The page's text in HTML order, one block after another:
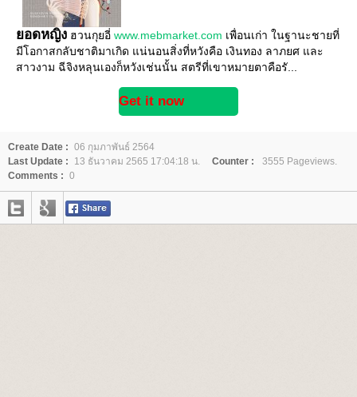
อดหญิง ฮวนกุยอี่ www.mebmarket.com เพื่อนเก่า ในฐานะชายที่
มีโอกาสกลับชาติมาเกิด แน่นอนสิ่งที่หวังคือ เงินทอง ลาภยศ และ
สาวงาม ฉีจิงหลุนเองก็หวังเช่นนั้น สตรีที่เขาหมายตาคือรั...
Get it now
Create Date : 06 กุมภาพันธ์ 2564
Last Update :
13 ธันวาคม 2565 17:04:18 น. Counter :
3555 Pageviews.
Comments : 0